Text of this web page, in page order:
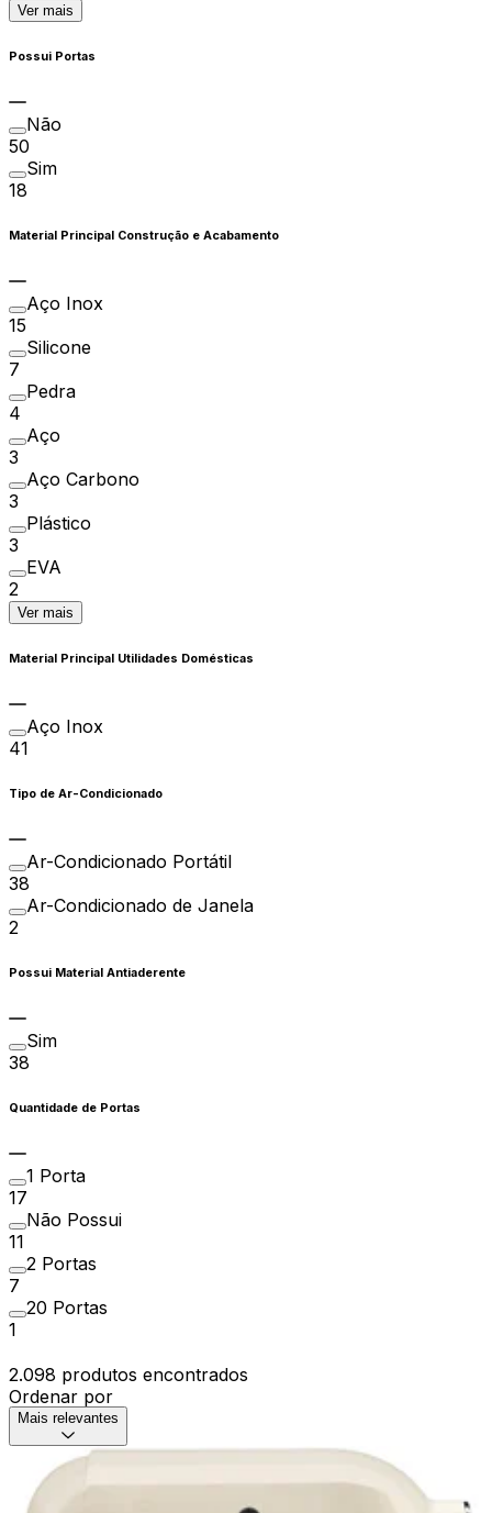
Ver mais
Possui Portas
Não
50
Sim
18
Material Principal Construção e Acabamento
Aço Inox
15
Silicone
7
Pedra
4
Aço
3
Aço Carbono
3
Plástico
3
EVA
2
Ver mais
Material Principal Utilidades Domésticas
Aço Inox
41
Tipo de Ar-Condicionado
Ar-Condicionado Portátil
38
Ar-Condicionado de Janela
2
Possui Material Antiaderente
Sim
38
Quantidade de Portas
1 Porta
17
Não Possui
11
2 Portas
7
20 Portas
1
2.098 produtos encontrados
Ordenar por
Mais relevantes